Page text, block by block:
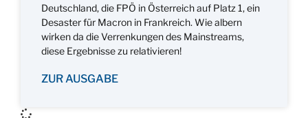
Deutschland, die FPÖ in Österreich auf Platz 1, ein
Desaster für Macron in Frankreich. Wie albern
wirken da die Verrenkungen des Mainstreams,
diese Ergebnisse zu relativieren!
ZUR AUSGABE